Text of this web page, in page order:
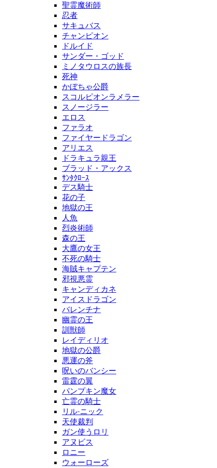
聖霊魔術師
忍者
サキュバス
チャンピオン
ドルイド
サンダー・ゴッド
ミノタウロスの族長
死神
かぼちゃ公爵
スコルピオンラメラー
スノージラー
エロス
ファラオ
ファイヤードラゴン
アリエス
ドラキュラ親王
ブラッド・アックス
ｻﾝﾀｸﾛｰｽ
デス騎士
花の子
地獄の王
人魚
烈炎術師
森の王
大鷹の女王
不死の騎士
海賊キャプテン
邪視悪霊
キャンディカネ
アイスドラゴン
バレンチナ
幽霊の王
訓獣師
レイディリオ
地獄の公爵
悪運の斧
呪いのバンシー
雷霆の翼
パンプキン魔女
亡霊の騎士
リル·ニック
天使裁判
ガン使うロリ
アヌビス
ロニー
ウォーローズ